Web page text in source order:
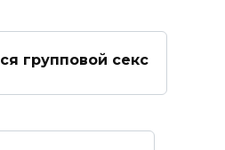
групповой секс